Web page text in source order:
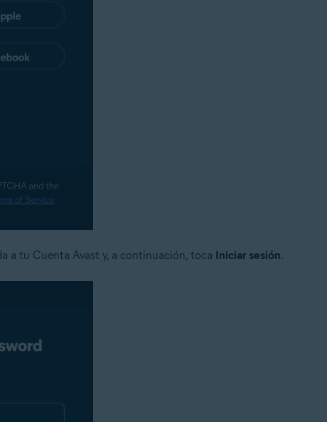
a tu Cuenta Avast y, a continuación, toca Iniciar sesión.